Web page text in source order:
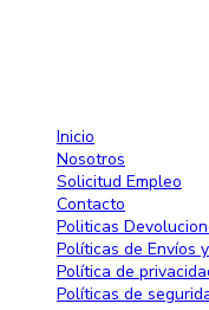
Inicio
Nosotros
Solicitud Empleo
Contacto
Politicas
Políticas de Envíos
Política de
Políticas de